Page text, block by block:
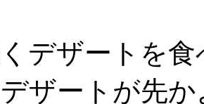
デザートを
デザートが先